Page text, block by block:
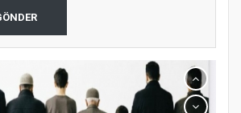
insanlar dinle bağlarını
mu?